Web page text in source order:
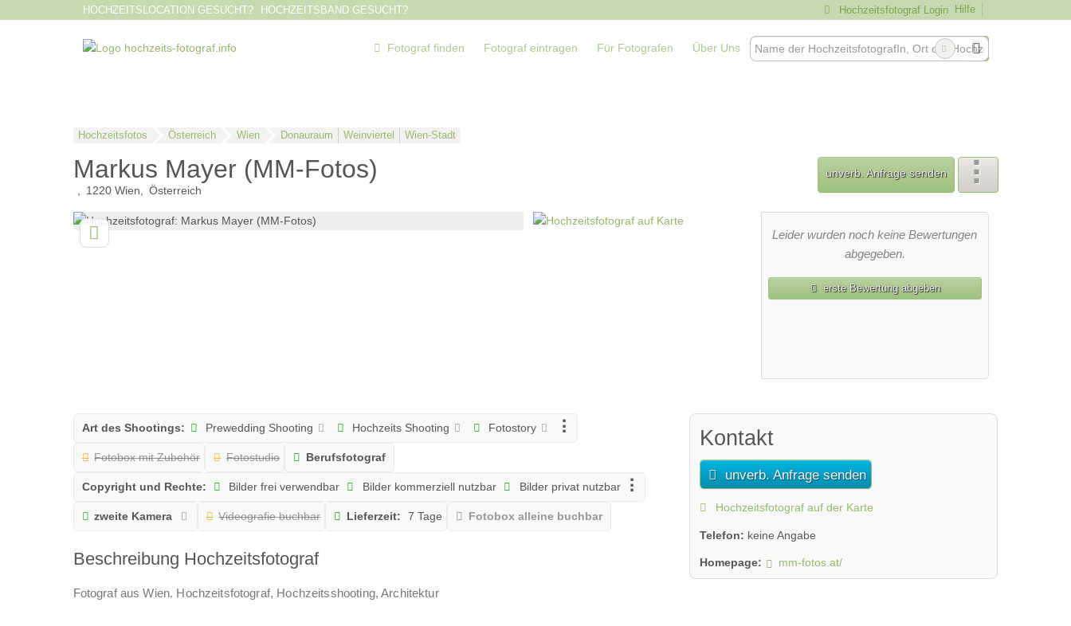
HOCHZEITSLOCATION GESUCHT? HOCHZEITSBAND GESUCHT? Hochzeitsfotograf Login Hilfe
Fotograf finden Fotograf eintragen Für Fotografen Über Uns
Hochzeitsfotos Österreich Wien Donauraum Weinviertel Wien-Stadt
Markus Mayer (MM-Fotos)
1220 Wien Österreich
unverb. Anfrage senden
Leider wurden noch keine Bewertungen
abgegeben.
erste Bewertung abgeben
Art des Shootings: Prewedding Shooting Hochzeits Shooting Fotostory
Fotobox mit Zubehör Fotostudio Berufsfotograf
Copyright und Rechte: Bilder frei verwendbar Bilder kommerziell nutzbar Bilder privat nutzbar
zweite Kamera Videografie buchbar Lieferzeit: 7 Tage Fotobox alleine buchbar
Beschreibung Hochzeitsfotograf
Fotograf aus Wien. Hochzeitsfotograf, Hochzeitsshooting, Architektur
Kontakt
unverb. Anfrage senden
Hochzeitsfotograf auf der Karte
Telefon: keine Angabe
Homepage: mm-fotos.at/